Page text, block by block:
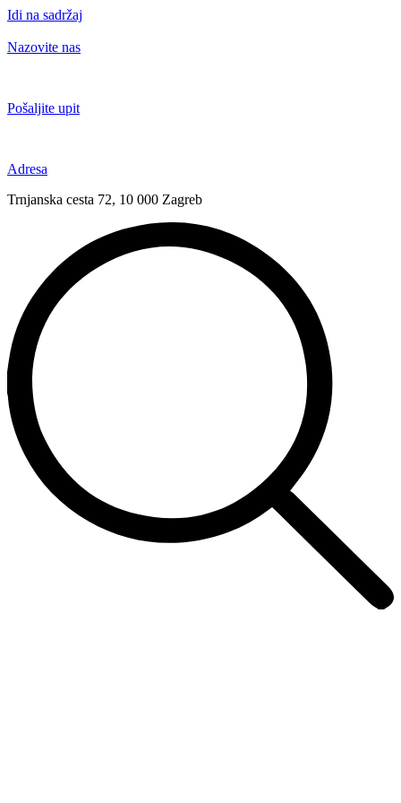
Idi na sadržaj
Nazovite nas
Pošaljite upit
Adresa
Trnjanska cesta 72, 10 000 Zagreb